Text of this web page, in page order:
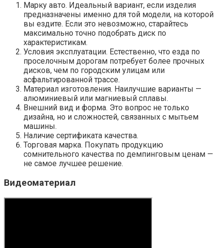
Марку авто. Идеальный вариант, если изделия
предназначены именно для той модели, на которой
вы ездите. Если это невозможно, старайтесь
максимально точно подобрать диск по
характеристикам.
Условия эксплуатации. Естественно, что езда по
проселочным дорогам потребует более прочных
дисков, чем по городским улицам или
асфальтированной трассе.
Материал изготовления. Наилучшие варианты —
алюминиевый или магниевый сплавы.
Внешний вид и форма. Это вопрос не только
дизайна, но и сложностей, связанных с мытьем
машины.
Наличие сертификата качества.
Торговая марка. Покупать продукцию
сомнительного качества по демпинговым ценам —
не самое лучшее решение.
Видеоматериал